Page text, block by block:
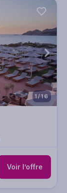
1/16
Voir l’offre